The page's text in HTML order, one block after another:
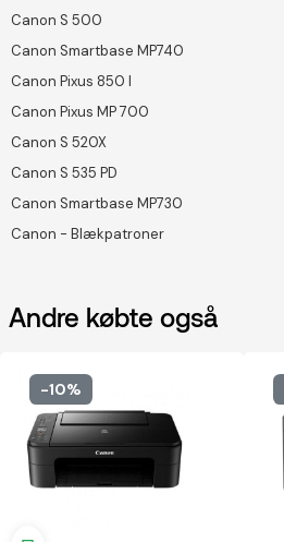
Canon S 500
Canon Smartbase MP740
Canon Pixus 850 I
Canon Pixus MP 700
Canon S 520X
Canon S 535 PD
Canon Smartbase MP730
Canon - Blækpatroner
Andre købte også
-10%